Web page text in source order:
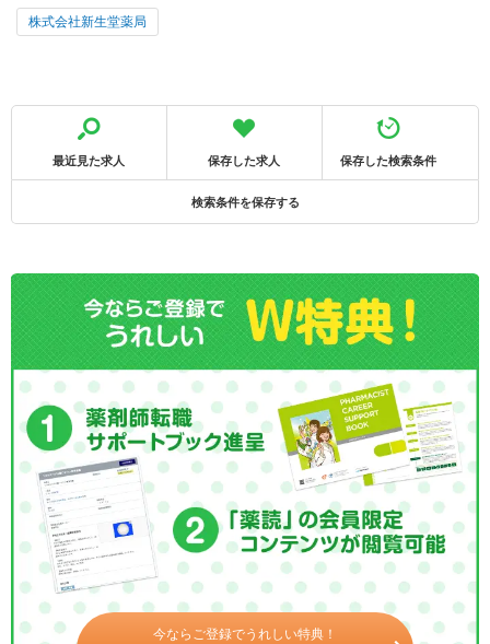
株式会社新生堂薬局
最近見た求人 保存した求人 保存した検索条件
検索条件を保存する
今ならご登録でうれしい特典！